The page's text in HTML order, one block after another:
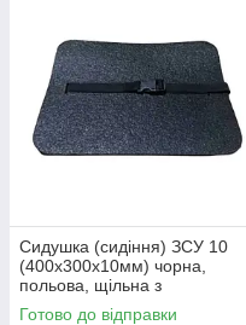
Сидушка (сидіння) ЗСУ 10
(400х300х10мм) чорна,
польова, щільна з
кріпленням на пояс
Готово до відправки